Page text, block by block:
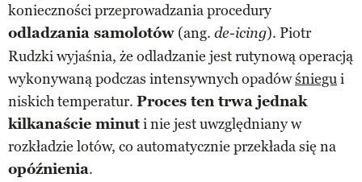
konieczności przeprowadzania procedury
odladzania samolotów (ang. de-icing). Piotr
Rudzki wyjaśnia, że odladzanie jest rutynową operacją
wykonywaną podczas intensywnych opadówśniegui
niskich temperatur. Proces ten trwa jednak
kilkanaście minuti nie jest uwzględniany w
rozkładzie lotów, co automatycznie przekłada się na
opóźnienia.